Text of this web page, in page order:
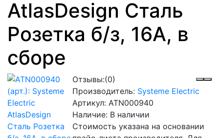
AtlasDesign Сталь
Розетка б/з, 16А, в
сборе
Отзывы:(0)
Производитель: Systeme Electric
Артикул: ATN000940
Наличие: В наличии
Стоимость указана на основании